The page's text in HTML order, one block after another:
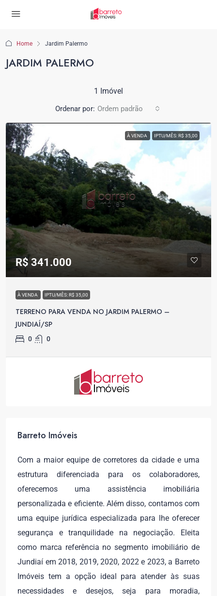
Home Jardim Palermo
JARDIM PALERMO
1 Imóvel
Ordenar por: Ordem padrão
À VENDA IPTU/MÊS: R$ 35,00
R$ 341.000
À VENDA IPTU/MÊS: R$ 35,00
TERRENO PARA VENDA NO JARDIM PALERMO –
JUNDIAÍ/SP
0 0
Barreto Imóveis
Com a maior equipe de corretores da cidade e uma
estrutura diferenciada para os colaboradores,
oferecemos uma assistência imobiliária
personalizada e eficiente. Além disso, contamos com
uma equipe jurídica especializada para lhe oferecer
segurança e tranquilidade na negociação. Eleita
como marca referência no segmento imobiliário de
Jundiaí em 2018, 2019, 2020, 2022 e 2023, a Barreto
Imóveis tem a opção ideal para atender às suas
necessidades e desejos, seja para moradia,